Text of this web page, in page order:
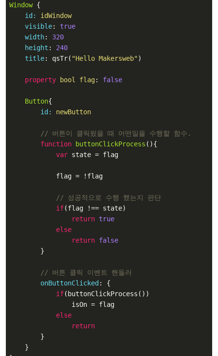
Window {
id:
idWindow
visible: true
width: 320
height : 240
title: qsTr( "Hello Makersweb")
property bool flag: false
Button{
id:
newButton
// 버튼이 클릭됬을 때 어떤일을 수행할 함수.
function
buttonClickProcess ( ){
var state = flag
            flag = !flag
// 성공적으로 수행 했는지 판단
if(flag !== state)
return true
else
return false
        }
// 버튼 클릭 이벤트 핸들러
onButtonClicked : {
if(buttonClickProcess())
                isOn = flag
else
return
        }
    }